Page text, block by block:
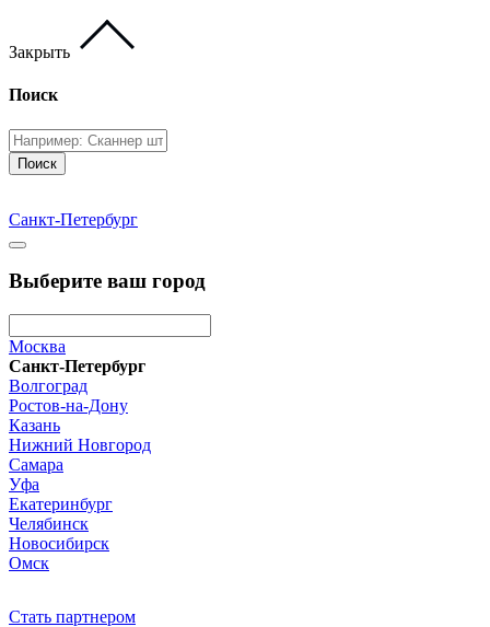
Закрыть
Поиск
Поиск
Санкт-Петербург
Выберите ваш город
Москва
Санкт-Петербург
Волгоград
Ростов-на-Дону
Казань
Нижний Новгород
Самара
Уфа
Екатеринбург
Челябинск
Новосибирск
Омск
Стать партнером